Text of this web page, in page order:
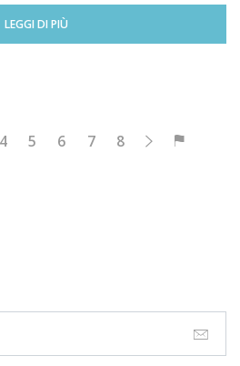
LEGGI DI PIÙ
4 5 6 7 8